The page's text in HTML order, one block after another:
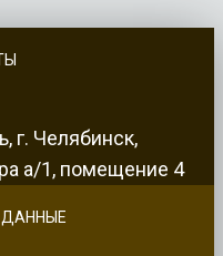
г. Челябинск,
а/1, помещение 4